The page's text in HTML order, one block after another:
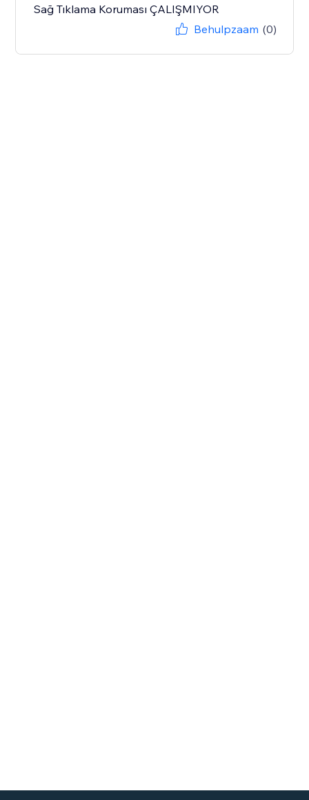
Sağ Tıklama Koruması ÇALIŞMIYOR
Behulpzaam (0)